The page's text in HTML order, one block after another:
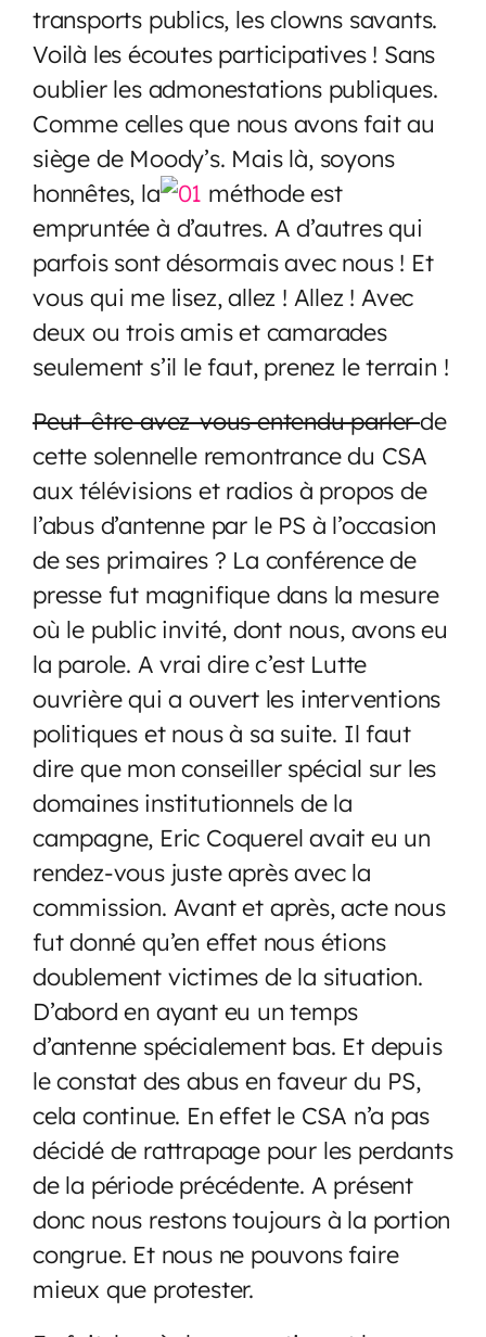
transports publics, les clowns savants.
Voilà les écoutes participatives ! Sans
oublier les admonestations publiques.
Comme celles que nous avons fait au
siège de Moody’s. Mais là, soyons
honnêtes, la
méthode est
empruntée à d’autres. A d’autres qui
parfois sont désormais avec nous ! Et
vous qui me lisez, allez ! Allez ! Avec
deux ou trois amis et camarades
seulement s’il le faut, prenez le terrain !
Peut-être avez-vous entendu parlerde
cette solennelle remontrance du CSA
aux télévisions et radios à propos de
l’abus d’antenne par le PS à l’occasion
de ses primaires ? La conférence de
presse fut magnifique dans la mesure
où le public invité, dont nous, avons eu
la parole. A vrai dire c’est Lutte
ouvrière qui a ouvert les interventions
politiques et nous à sa suite. Il faut
dire que mon conseiller spécial sur les
domaines institutionnels de la
campagne, Eric Coquerel avait eu un
rendez-vous juste après avec la
commission. Avant et après, acte nous
fut donné qu’en effet nous étions
doublement victimes de la situation.
D’abord en ayant eu un temps
d’antenne spécialement bas. Et depuis
le constat des abus en faveur du PS,
cela continue. En effet le CSA n’a pas
décidé de rattrapage pour les perdants
de la période précédente. A présent
donc nous restons toujours à la portion
congrue. Et nous ne pouvons faire
mieux que protester.